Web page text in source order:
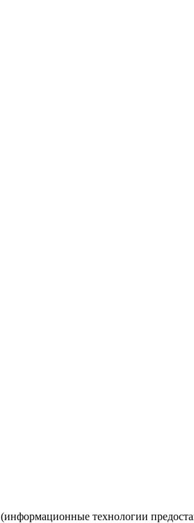
(информационные технологии